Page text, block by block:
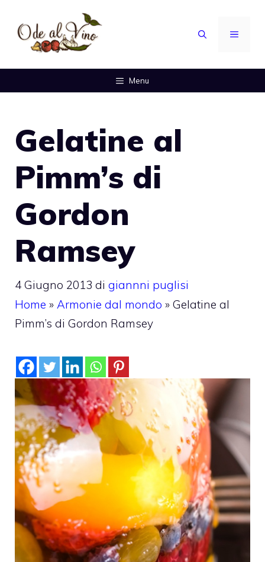
contenuto
MENU
Menu
Gelatine al
Pimm’s di
Gordon
Ramsey
4 Giugno 2013 di giannni puglisi
Home » Armonie dal mondo » Gelatine al
Pimm’s di Gordon Ramsey